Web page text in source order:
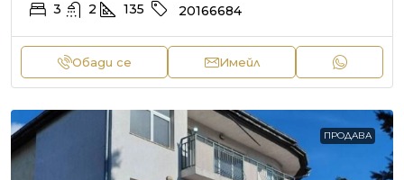
3 2 135 20166684
Обади се Имейл
ПРОДАВА